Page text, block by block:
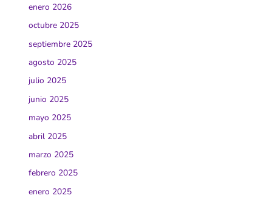
enero 2026
octubre 2025
septiembre 2025
agosto 2025
julio 2025
junio 2025
mayo 2025
abril 2025
marzo 2025
febrero 2025
enero 2025